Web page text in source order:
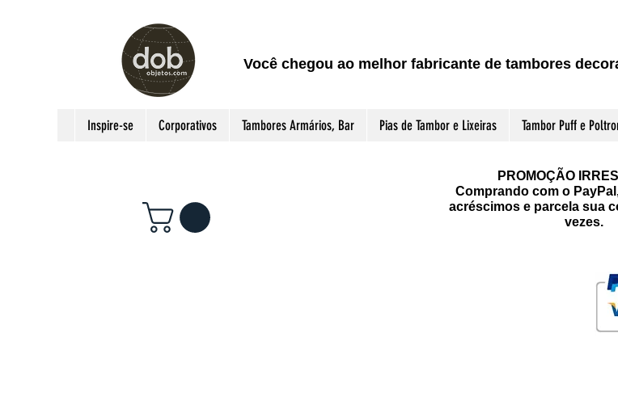
Você chegou ao melhor fabricante de tambores
Inspire-se Corporativos Tambores Armários, Bar Pias de Tambor e Lixeiras Tambor Puff e
PROMOÇÃO
Comprando com o
acréscimos e parcela sua
vezes.